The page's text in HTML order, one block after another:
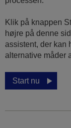
Klik på knappen
højre på denne
assistent, der kan
alternative måder
Start nu